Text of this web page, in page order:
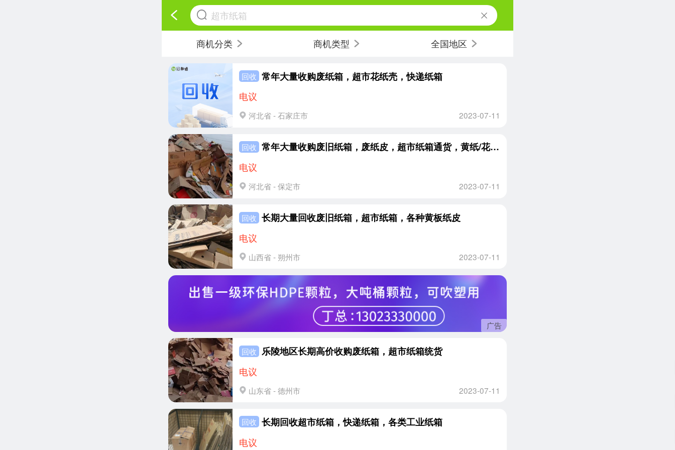
超市纸箱
商机分类 商机类型 全国地区
回收 常年大量收购废纸箱，超市花纸壳，快递纸箱
电议
河北省 - 石家庄市 2023-07-11
回收
常年大量收购废旧纸箱，废纸皮，超市纸箱通货，黄纸/花纸压块
电议
河北省 - 保定市 2023-07-11
回收 长期大量回收废旧纸箱，超市纸箱，各种黄板纸皮
电议
山西省 - 朔州市 2023-07-11
广告
回收 乐陵地区长期高价收购废纸箱，超市纸箱统货
电议
山东省 - 德州市 2023-07-11
回收 长期回收超市纸箱，快递纸箱，各类工业纸箱
电议